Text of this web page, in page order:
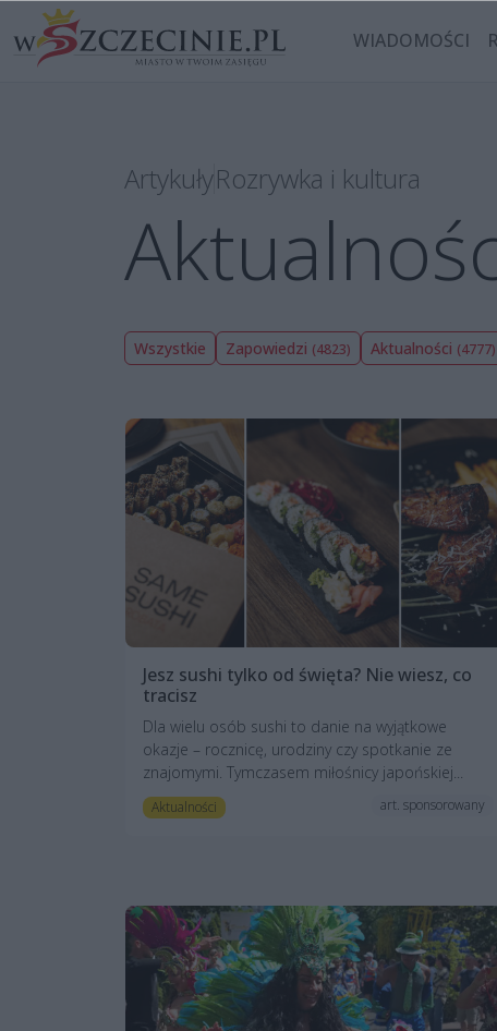
WIADOMOŚCI
ArtykułyRozrywka i kultura
Wszystkie Zapowiedzi (4823) Aktualności (4777)
Jesz sushi tylko od święta? Nie wiesz, co
tracisz
Dla wielu osób sushi to danie na wyjątkowe
okazje – rocznicę, urodziny czy spotkanie ze
znajomymi. Tymczasem miłośnicy japońskiej...
Aktualności art. sponsorowany